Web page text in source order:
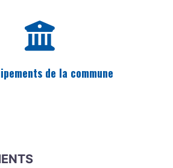
de la commune